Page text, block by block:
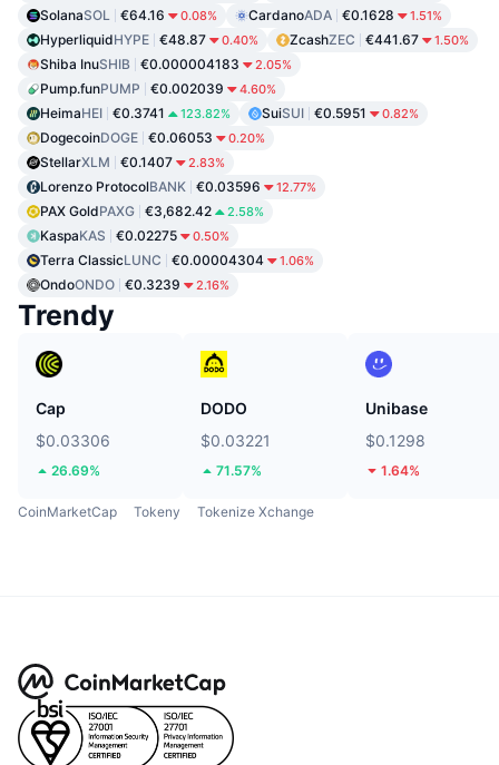
SolanaSOL €64.16 0.08% CardanoADA €0.1628 1.51%
HyperliquidHYPE €48.87 0.40% ZcashZEC €441.67 1.50%
Shiba InuSHIB €0.000004183 2.05%
Pump.funPUMP €0.002039 4.60%
HeimaHEI €0.3741 123.82% SuiSUI €0.5951 0.82%
DogecoinDOGE €0.06053 0.20%
StellarXLM €0.1407 2.83%
Lorenzo ProtocolBANK €0.03596 12.77%
PAX GoldPAXG €3,682.42 2.58%
KaspaKAS €0.02275 0.50%
Terra ClassicLUNC €0.00004304 1.06%
OndoONDO €0.3239 2.16%
Trendy
Cap
$0.03306
26.69%
DODO
$0.03221
71.57%
Unibase
$0.1298
1.64%
CoinMarketCap Tokeny Tokenize Xchange